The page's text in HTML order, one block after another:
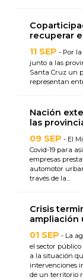
recuperar
11 SEP - Por la
junto a las
Santa Cruz un
representan
Nación
las
09 SEP - El
Covid-19 para
empresas
automotor
través de la...
Crisis
ampliación
01 SEP - La
el sector
a la situación
intervenciones
de un territorio